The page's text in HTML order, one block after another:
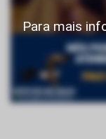
Para mais